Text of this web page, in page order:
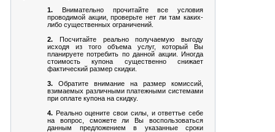
1. Внимательно прочитайте все условия
проводимой акции, проверьте нет ли там каких-
либо существенных ограничений.
2. Посчитайте реально получаемую выгоду
исходя из того объема услуг, который Вы
планируете потребить по данной акции. Иногда
стоимость купона существенно снижает
фактический размер скидки.
3. Обратите внимание на размер комиссий,
взимаемых различными платежными системами
при оплате купона на скидку.
4. Реально оцените свои силы, и ответтье себе
на вопрос, сможете ли Вы воспользоваться
данным предложением в указанные сроки